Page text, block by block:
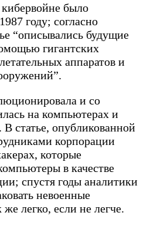
было
году; согласно
“описывались будущие
гигантских
аппаратов и
и со
на компьютерах и
статье, опубликованной
корпорации
которые
в качестве
спустя годы аналитики
невоенные
легко, если не легче.